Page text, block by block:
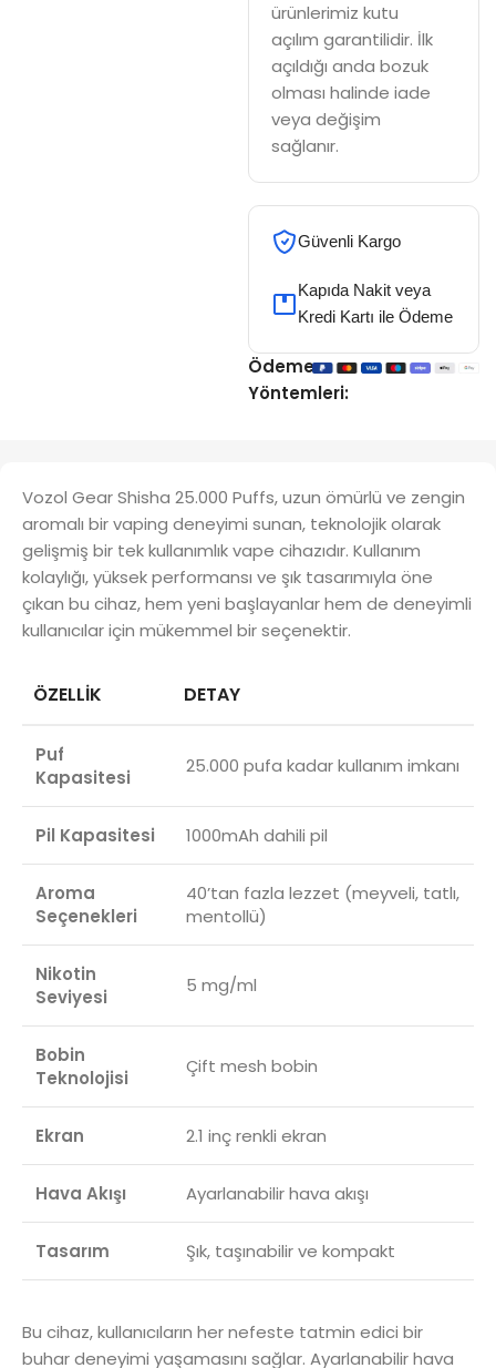
ürünlerimiz kutu
açılım garantilidir. İlk
açıldığı anda bozuk
olması halinde iade
veya değişim
sağlanır.
Güvenli Kargo
Kapıda Nakit veya
Kredi Kartı ile Ödeme
Ödeme
Yöntemleri:
Vozol Gear Shisha 25.000 Puffs, uzun ömürlü ve zengin
aromalı bir vaping deneyimi sunan, teknolojik olarak
gelişmiş bir tek kullanımlık vape cihazıdır. Kullanım
kolaylığı, yüksek performansı ve şık tasarımıyla öne
çıkan bu cihaz, hem yeni başlayanlar hem de deneyimli
kullanıcılar için mükemmel bir seçenektir.
ÖZELLIK DETAY
Puf
Kapasitesi
25.000 pufa kadar kullanım imkanı
Pil Kapasitesi 1000mAh dahili pil
Aroma
Seçenekleri
40’tan fazla lezzet (meyveli, tatlı,
mentollü)
Nikotin
Seviyesi
5 mg/ml
Bobin
Teknolojisi
Çift mesh bobin
Ekran 2.1 inç renkli ekran
Hava Akışı Ayarlanabilir hava akışı
Tasarım Şık, taşınabilir ve kompakt
Bu cihaz, kullanıcıların her nefeste tatmin edici bir
buhar deneyimi yaşamasını sağlar. Ayarlanabilir hava